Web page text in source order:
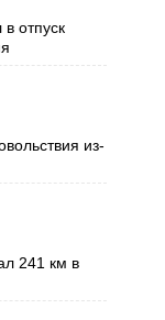
отпуск
из-
241 км в